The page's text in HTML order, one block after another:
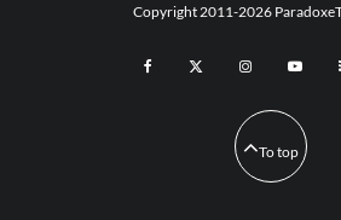
Copyright 2011-2026
To top